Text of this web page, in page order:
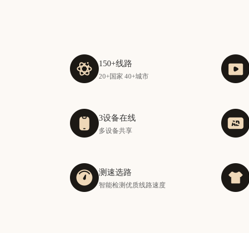
150+线路
20+国家 40+城市
3设备在线
多设备共享
测速选路
智能检测优质线路速度